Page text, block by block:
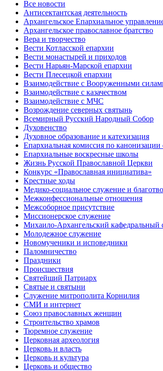
Все новости
Антисектантская деятельность
Архангельское Епархиальное
Архангельское православное братство
Вера и творчество
Вести Котласской епархии
Вести монастырей и приходов
Вести Нарьян-Марской епархии
Вести Плесецкой епархии
Взаимодействие с Вооруженными
Взаимодействие с казачеством
Взаимодействие с МЧС
Возрождение северных святынь
Всемирный Русский Народный Собор
Духовенство
Духовное образование и катехизация
Епархиальная комиссия по канонизации
Епархиальные воскресные школы
Жизнь Русской Православной Церкви
Конкурс «Православная инициатива»
Крестные ходы
Медико-социальное служение и
Межконфессиональные отношения
Межсоборное присутствие
Миссионерское служение
Михаило-Архангельский кафедральный
Молодежное служение
Новомученики и исповедники
Паломничество
Праздники
Происшествия
Святейший Патриарх
Святые и святыни
Служение митрополита Корнилия
СМИ и интернет
Союз православных женщин
Строительство храмов
Тюремное служение
Церковная археология
Церковь и власть
Церковь и культура
Церковь и общество